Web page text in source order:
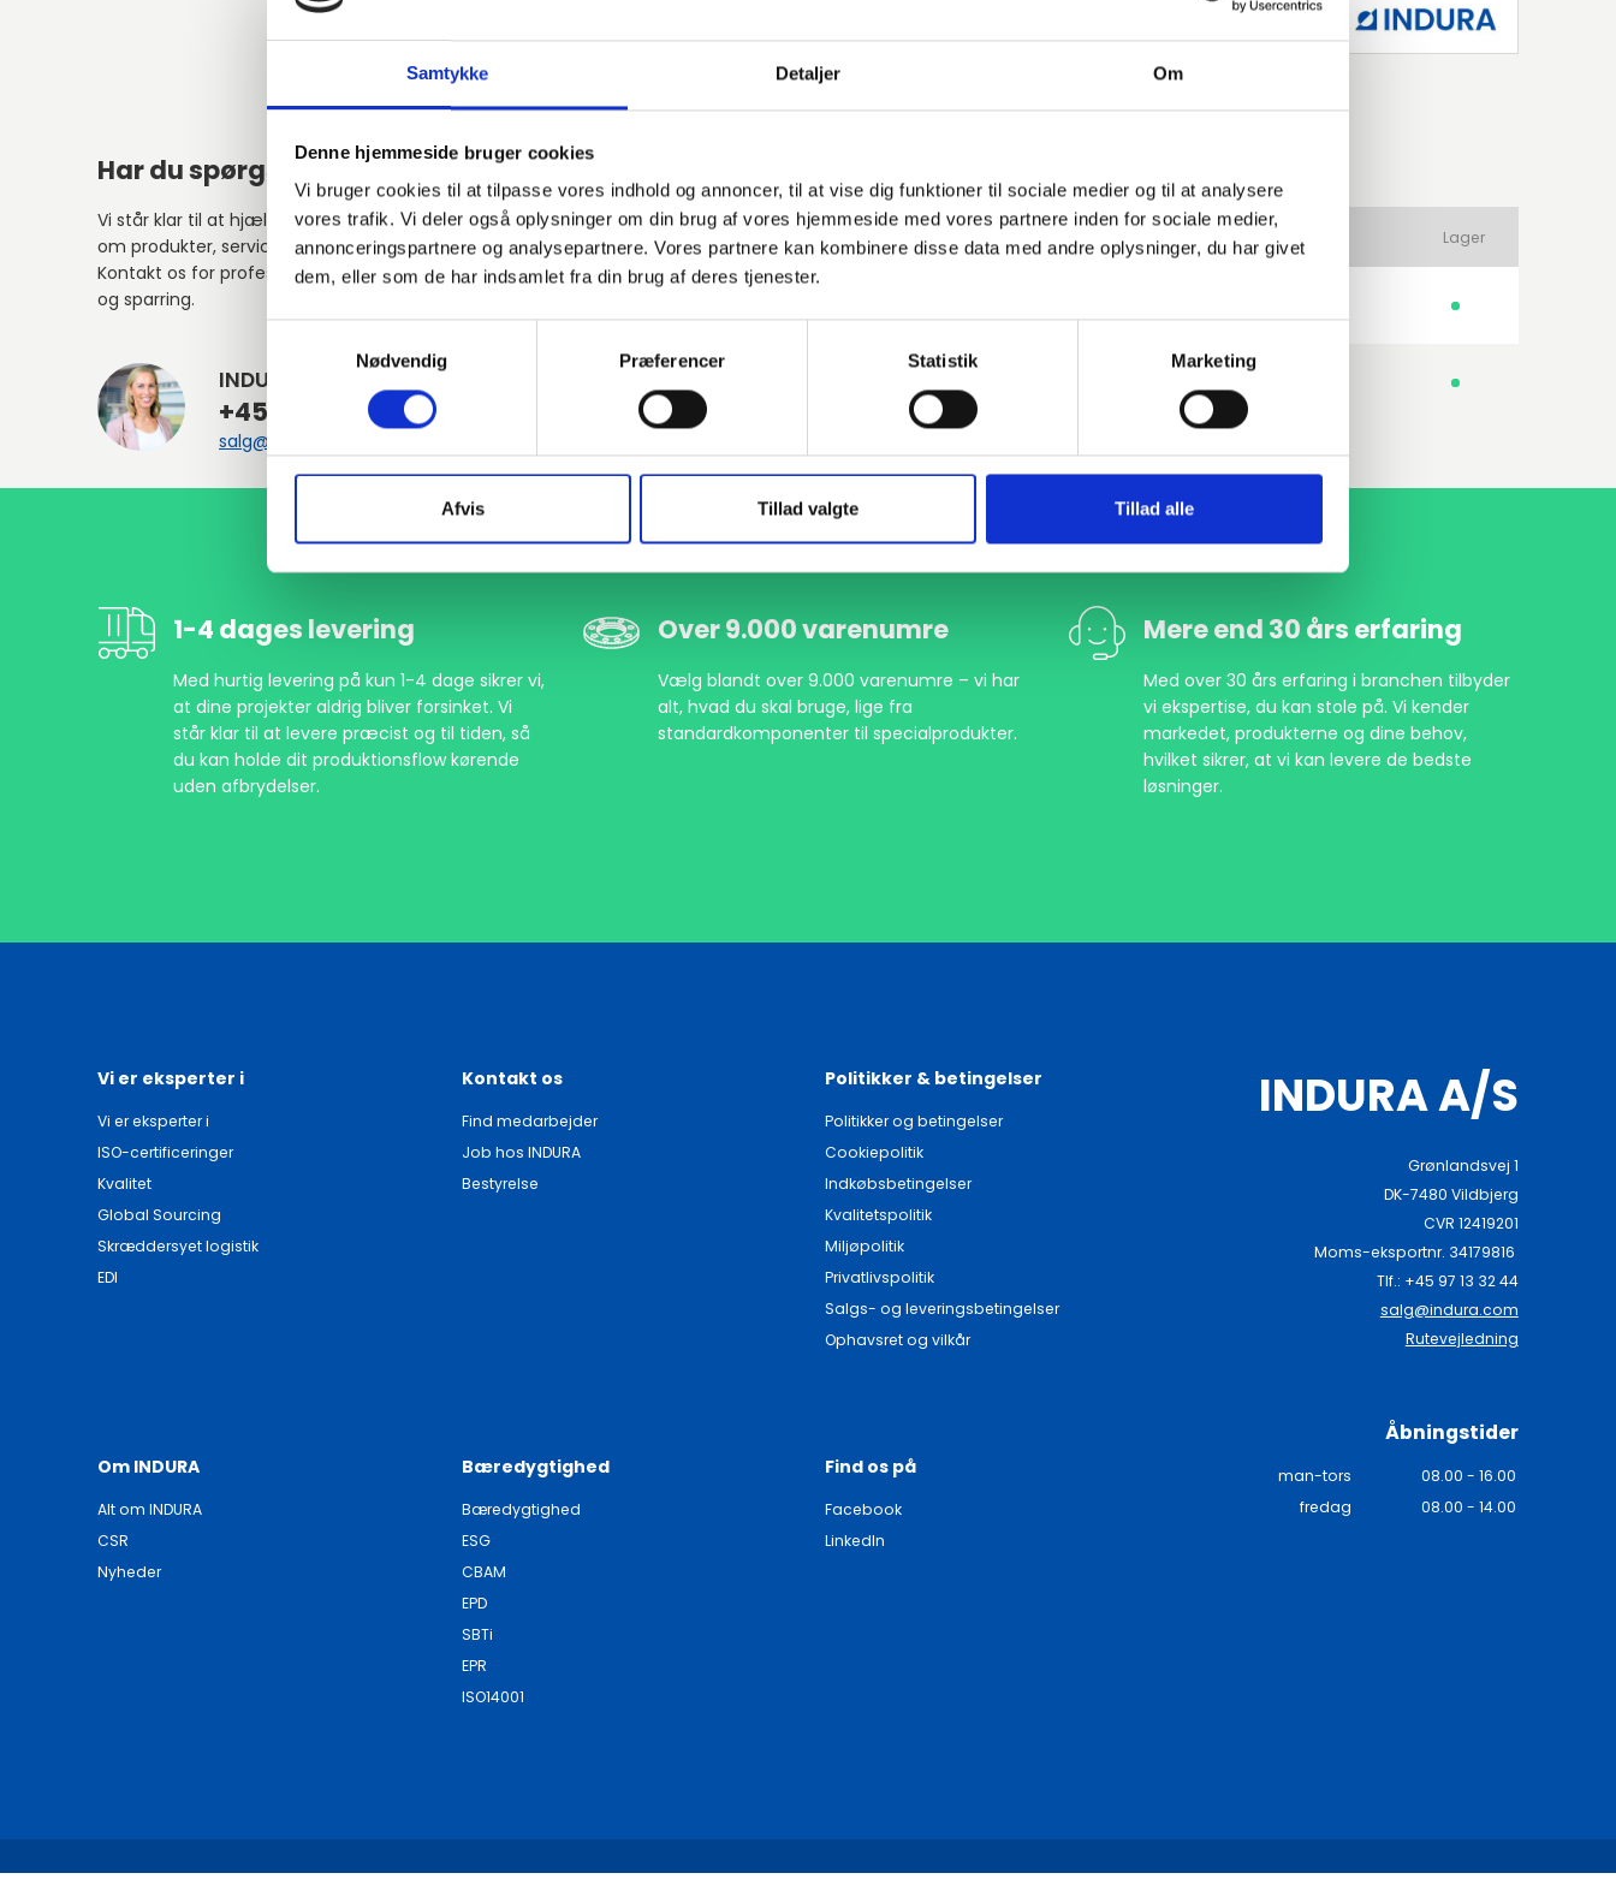
Samtykke Detaljer Om
Denne hjemmeside bruger cookies
Vi bruger cookies til at tilpasse vores indhold og annoncer, til at vise dig funktioner til sociale medier og til at analysere
vores trafik. Vi deler også oplysninger om din brug af vores hjemmeside med vores partnere inden for sociale medier,
annonceringspartnere og analysepartnere. Vores partnere kan kombinere disse data med andre oplysninger, du har givet
dem, eller som de har indsamlet fra din brug af deres tjenester.
Nødvendig
Præferencer Statistik Marketing
Afvis Tillad valgte Tillad alle
Har du spørgsmål?
Vi står klar til at hjælpe med spørgsmål
om produkter, service eller andet.
Kontakt os for professionel rådgivning
og sparring.
INDURA DK
+45 97 13 32 44
salg@indura.com
Alternative varer
Varenummer Beskrivelse Norm Materiale Produkttype Lager
1-4 dages levering
Med hurtig levering på kun 1-4 dage sikrer vi,
at dine projekter aldrig bliver forsinket. Vi
står klar til at levere præcist og til tiden, så
du kan holde dit produktionsflow kørende
uden afbrydelser.
Over 9.000 varenumre
Vælg blandt over 9.000 varenumre – vi har
alt, hvad du skal bruge, lige fra
standardkomponenter til specialprodukter.
Mere end 30 års erfaring
Med over 30 års erfaring i branchen tilbyder
vi ekspertise, du kan stole på. Vi kender
markedet, produkterne og dine behov,
hvilket sikrer, at vi kan levere de bedste
løsninger.
Vi er eksperter i
Vi er eksperter i
ISO-certificeringer
Kvalitet
Global Sourcing
Skræddersyet logistik
EDI
Kontakt os
Find medarbejder
Job hos INDURA
Bestyrelse
Politikker & betingelser
Politikker og betingelser
Cookiepolitik
Indkøbsbetingelser
Kvalitetspolitik
Miljøpolitik
Privatlivspolitik
Salgs- og leveringsbetingelser
Ophavsret og vilkår
Om INDURA
Alt om INDURA
CSR
Nyheder
Bæredygtighed
Bæredygtighed
ESG
CBAM
EPD
SBTi
EPR
ISO14001
Find os på
Facebook
LinkedIn
INDURA A/S
Grønlandsvej 1
DK-7480 Vildbjerg
CVR 12419201
Moms-eksportnr. 34179816
Tlf.: +45 97 13 32 44
salg@indura.com
Rutevejledning
Åbningstider
man-tors
08.00 - 16.00
fredag
08.00 - 14.00